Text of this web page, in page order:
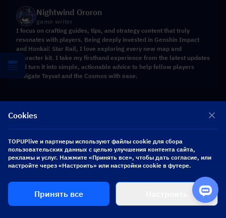
Nightwind Ororon
game writer
I focus on crafting guides, tips, and strategy content that truly
resonates with players. Being deeply invested in Genshin Impact
and Honkai: Star Rail, I love exploring every new map and
character kit. I take my firsthand experience from the latest updates
and turn it into simple, actionable advice to help fellow players
navigate Teyvat and the Cosmos with ease.
Facebook X LINK
Похожие товары
Cookies
TOPUPlive и партнеры используют файлы cookie для сбора
пользовательских данных с целью улучшения контента сайта,
рекламы и услуг. Нажмите «Принять все», чтобы дать согласие, или
настройте через «Настроить» или настройки cookie в футере.
Принять все